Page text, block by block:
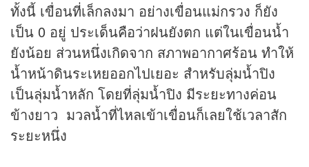
ทั้งนี้ เขื่อนที่เล็กลงมา อย่างเขื่อนแม่กรวง ก็ยัง
เป็น 0 อยู่ ประเด็นคือว่าฝนยังตก แต่ในเขื่อนน้ำ
ยังน้อย ส่วนหนึ่งเกิดจาก สภาพอากาศร้อน ทำให้
น้ำหน้าดินระเหยออกไปเยอะ สำหรับลุ่มน้ำปิง
เป็นลุ่มน้ำหลัก โดยที่ลุ่มน้ำปิง มีระยะทางค่อน
ข้างยาว มวลน้ำที่ไหลเข้าเขื่อนก็เลยใช้เวลาสัก
ระยะหนึ่ง